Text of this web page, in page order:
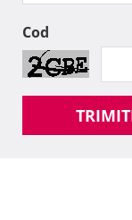
Cod